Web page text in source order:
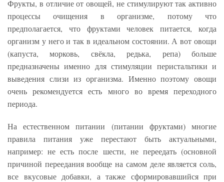
Фрукты, в отличие от овощей, не стимулируют так активно
процессы очищения в организме, потому что
предполагается, что фруктами человек питается, когда
организм у него и так в идеальном состоянии. А вот овощи
(капуста, морковь, свёкла, редька, репа) больше
предназначены именно для стимуляции перистальтики и
выведения слизи из организма. Именно поэтому овощи
очень рекомендуется есть много во время переходного
периода.
На естественном питании (питании фруктами) многие
правила питания уже перестают быть актуальными,
например: не есть после шести, не переедать (основной
причиной переедания вообще на самом деле является соль,
все вкусовые добавки, а также сформировавшийся при